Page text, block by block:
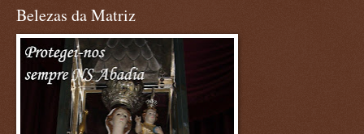
Belezas da Matriz